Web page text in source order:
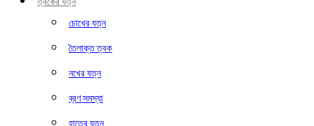
চোখের যত্ন
তৈলাক্ত ত্বক
নখের যত্ন
ব্রণ সমস্যা
হাতের যত্ন